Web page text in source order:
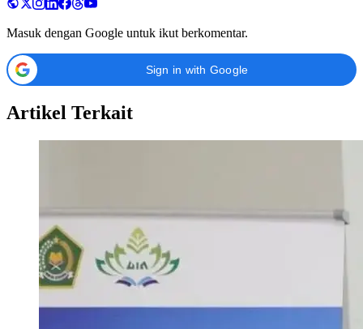
Masuk dengan Google untuk ikut berkomentar.
Sign in with Google
Artikel Terkait